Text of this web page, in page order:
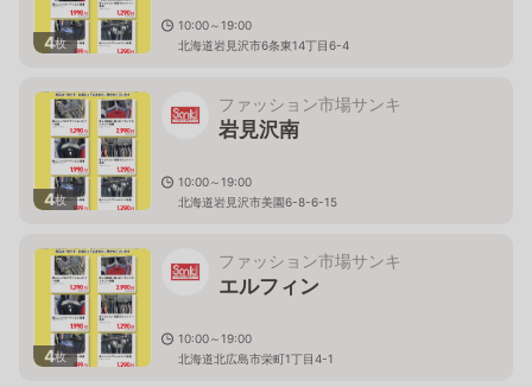
4枚
10:00～19:00
北海道岩見沢市6条東14丁目6-4
4枚
ファッション市場サンキ
岩見沢南
10:00～19:00
北海道岩見沢市美園6-8-6-15
4枚
ファッション市場サンキ
エルフィン
10:00～19:00
北海道北広島市栄町1丁目4-1